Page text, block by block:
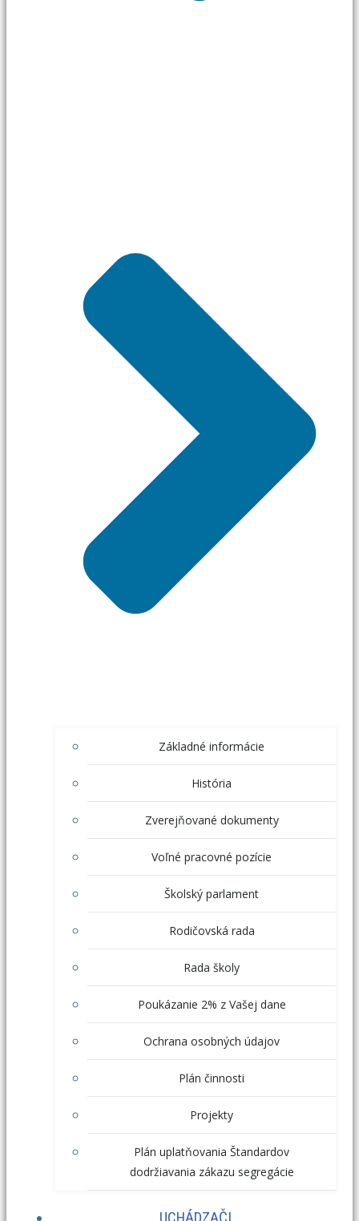
Základné informácie
História
Zverejňované dokumenty
Voľné pracovné pozície
Školský parlament
Rodičovská rada
Rada školy
Poukázanie 2% z Vašej dane
Ochrana osobných údajov
Plán činnosti
Projekty
Plán uplatňovania Štandardov
dodržiavania zákazu segregácie
UCHÁDZAČI